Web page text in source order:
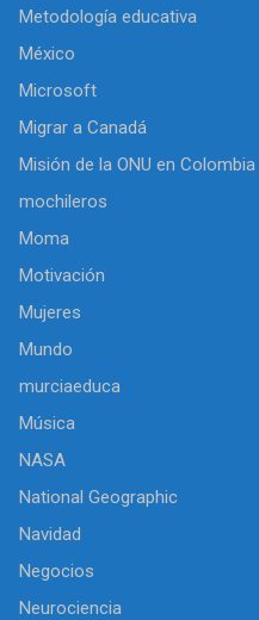
Metodología educativa
México
Microsoft
Migrar a Canadá
Misión de la ONU en Colombia
mochileros
Moma
Motivación
Mujeres
Mundo
murciaeduca
Música
NASA
National Geographic
Navidad
Negocios
Neurociencia